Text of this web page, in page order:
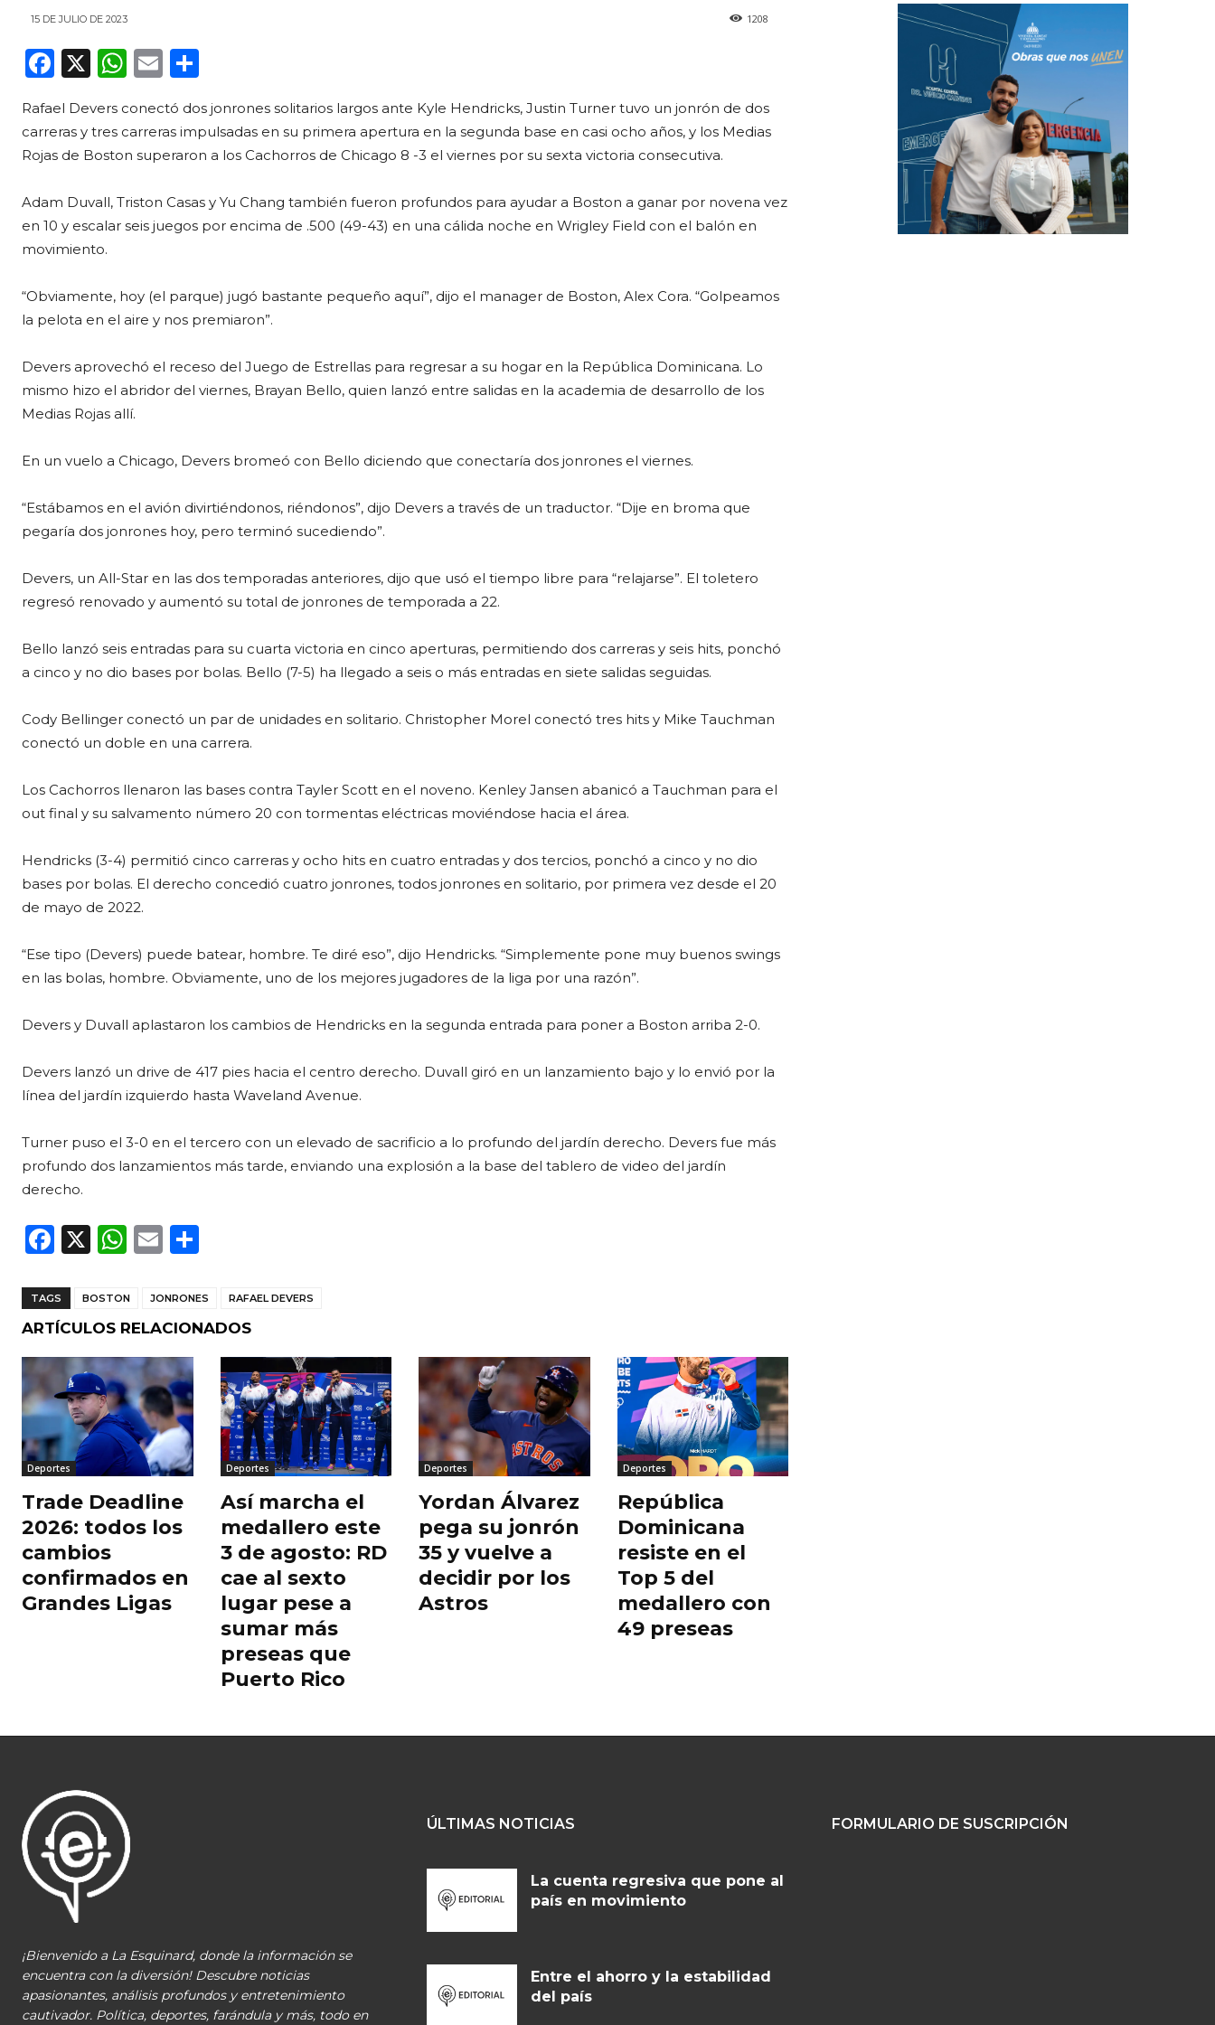
15 DE JULIO DE 2023 1208
F
c
e
o
o
k
X
W
a
ts
p
p
E
ai
l
m
p
ti
r
Rafael Devers conectó dos jonrones solitarios largos ante Kyle Hendricks, Justin Turner tuvo un jonrón de dos
carreras y tres carreras impulsadas en su primera apertura en la segunda base en casi ocho años, y los Medias
Rojas de Boston superaron a los Cachorros de Chicago 8 -3 el viernes por su sexta victoria consecutiva.
Adam Duvall, Triston Casas y Yu Chang también fueron profundos para ayudar a Boston a ganar por novena vez
en 10 y escalar seis juegos por encima de .500 (49-43) en una cálida noche en Wrigley Field con el balón en
movimiento.
“Obviamente, hoy (el parque) jugó bastante pequeño aquí”, dijo el manager de Boston, Alex Cora. “Golpeamos
la pelota en el aire y nos premiaron”.
Devers aprovechó el receso del Juego de Estrellas para regresar a su hogar en la República Dominicana. Lo
mismo hizo el abridor del viernes, Brayan Bello, quien lanzó entre salidas en la academia de desarrollo de los
Medias Rojas allí.
En un vuelo a Chicago, Devers bromeó con Bello diciendo que conectaría dos jonrones el viernes.
“Estábamos en el avión divirtiéndonos, riéndonos”, dijo Devers a través de un traductor. “Dije en broma que
pegaría dos jonrones hoy, pero terminó sucediendo”.
Devers, un All-Star en las dos temporadas anteriores, dijo que usó el tiempo libre para “relajarse”. El toletero
regresó renovado y aumentó su total de jonrones de temporada a 22.
Bello lanzó seis entradas para su cuarta victoria en cinco aperturas, permitiendo dos carreras y seis hits, ponchó
a cinco y no dio bases por bolas. Bello (7-5) ha llegado a seis o más entradas en siete salidas seguidas.
Cody Bellinger conectó un par de unidades en solitario. Christopher Morel conectó tres hits y Mike Tauchman
conectó un doble en una carrera.
Los Cachorros llenaron las bases contra Tayler Scott en el noveno. Kenley Jansen abanicó a Tauchman para el
out final y su salvamento número 20 con tormentas eléctricas moviéndose hacia el área.
Hendricks (3-4) permitió cinco carreras y ocho hits en cuatro entradas y dos tercios, ponchó a cinco y no dio
bases por bolas. El derecho concedió cuatro jonrones, todos jonrones en solitario, por primera vez desde el 20
de mayo de 2022.
“Ese tipo (Devers) puede batear, hombre. Te diré eso”, dijo Hendricks. “Simplemente pone muy buenos swings
en las bolas, hombre. Obviamente, uno de los mejores jugadores de la liga por una razón”.
Devers y Duvall aplastaron los cambios de Hendricks en la segunda entrada para poner a Boston arriba 2-0.
Devers lanzó un drive de 417 pies hacia el centro derecho. Duvall giró en un lanzamiento bajo y lo envió por la
línea del jardín izquierdo hasta Waveland Avenue.
Turner puso el 3-0 en el tercero con un elevado de sacrificio a lo profundo del jardín derecho. Devers fue más
profundo dos lanzamientos más tarde, enviando una explosión a la base del tablero de video del jardín
derecho.
F
c
e
b
o
o
k
X
W
a
ts
A
p
p
E
ai
l
m
p
ar
TAGS BOSTON JONRONES RAFAEL DEVERS
ARTÍCULOS RELACIONADOS
Deportes
Trade Deadline
2026: todos los
cambios
confirmados en
Grandes Ligas
Deportes
Así marcha el
medallero este
3 de agosto: RD
cae al sexto
lugar pese a
sumar más
preseas que
Puerto Rico
Deportes
Yordan Álvarez
pega su jonrón
35 y vuelve a
decidir por los
Astros
Deportes
República
Dominicana
resiste en el
Top 5 del
medallero con
49 preseas
¡Bienvenido a La Esquinard, donde la información se
encuentra con la diversión! Descubre noticias
apasionantes, análisis profundos y entretenimiento
cautivador. Política, deportes, farándula y más, todo en
ÚLTIMAS NOTICIAS
La cuenta regresiva que pone al
país en movimiento
Entre el ahorro y la estabilidad
del país
FORMULARIO DE SUSCRIPCIÓN